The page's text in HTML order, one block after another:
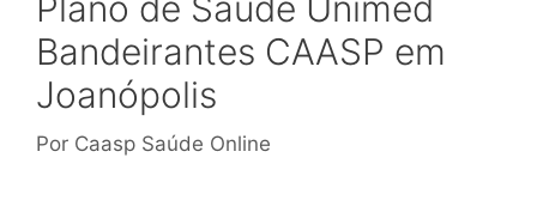
Bandeirantes CAASP em
Joanópolis
Por Caasp Saúde Online